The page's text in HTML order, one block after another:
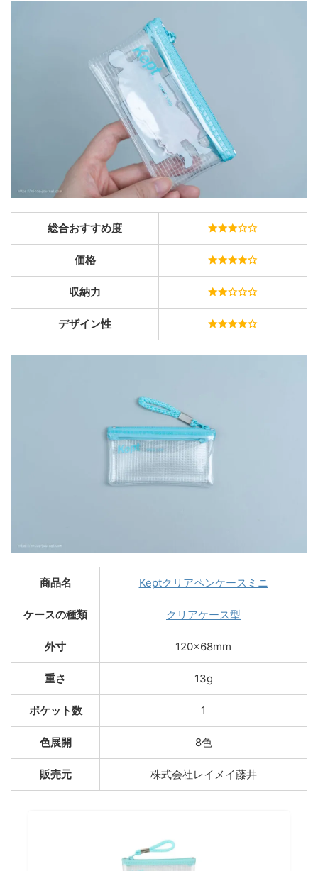
総合おすすめ度
価格
収納力
デザイン性
商品名 Keptクリアペンケースミニ
ケースの種類 クリアケース型
外寸 120×68mm
重さ 13g
ポケット数 1
色展開 8色
販売元 株式会社レイメイ藤井